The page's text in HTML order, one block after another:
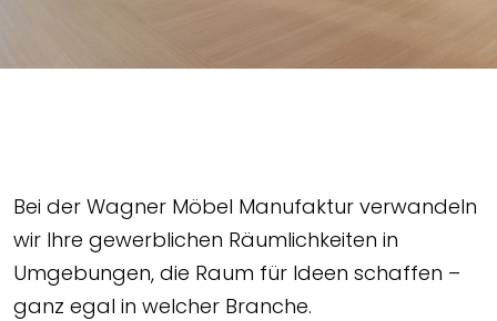
Bei der Wagner Möbel Manufaktur verwandeln
wir Ihre gewerblichen Räumlichkeiten in
Umgebungen, die Raum für Ideen schaffen –
ganz egal in welcher Branche.